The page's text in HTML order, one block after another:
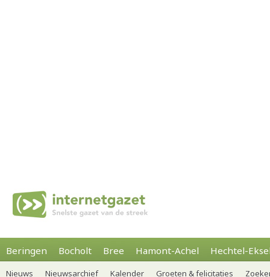
Beringen Bocholt Bree Hamont-Achel Hechtel-
Nieuws Nieuwsarchief Kalender Groeten & felicitaties